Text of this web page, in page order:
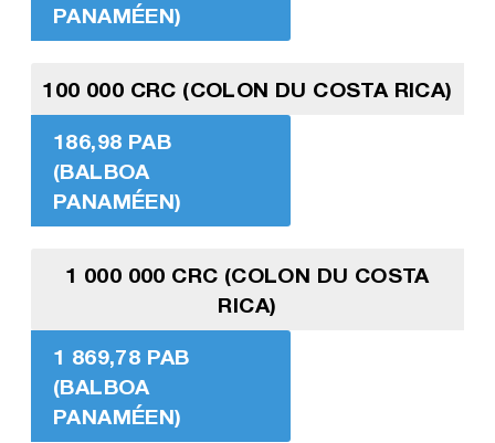
PANAMÉEN)
100 000 CRC (COLON DU COSTA RICA)
186,98 PAB
(BALBOA
PANAMÉEN)
1 000 000 CRC (COLON DU COSTA
RICA)
1 869,78 PAB
(BALBOA
PANAMÉEN)